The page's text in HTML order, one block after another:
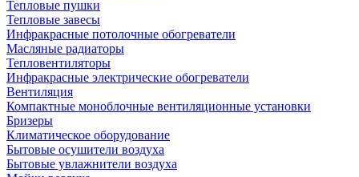
Тепловые пушки
Тепловые завесы
Инфракрасные потолочные обогреватели
Масляные радиаторы
Тепловентиляторы
Инфракрасные электрические обогреватели
Вентиляция
Компактные моноблочные вентиляционные установки
Бризеры
Климатическое оборудование
Бытовые осушители воздуха
Бытовые увлажнители воздуха